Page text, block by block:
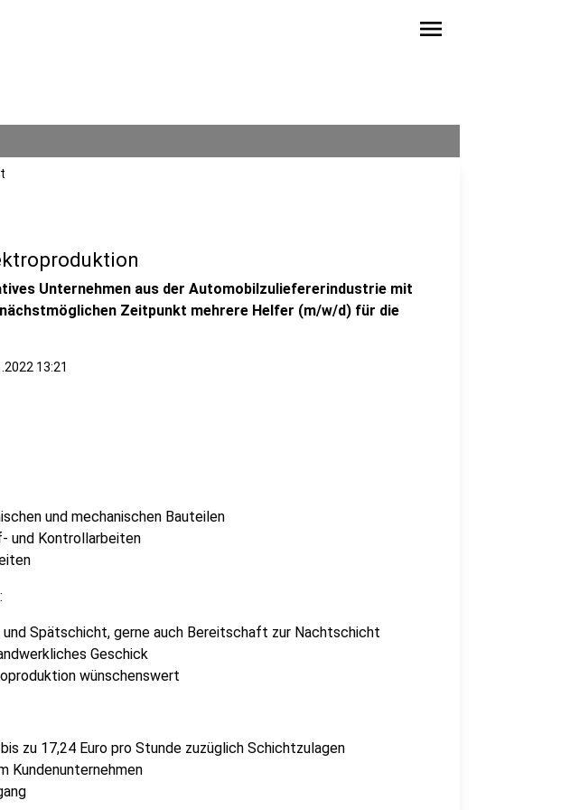
menu
Unternehmen aus der Automobilzuliefererindustrie mit
Zeitpunkt mehrere Helfer (m/w/d) für die
13:21
und mechanischen Bauteilen
und Kontrollarbeiten
Spätschicht, gerne auch Bereitschaft zur Nachtschicht
Geschick
wünschenswert
zu 17,24 Euro pro Stunde zuzüglich Schichtzulagen
Kundenunternehmen